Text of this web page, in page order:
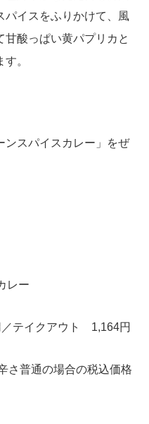
パイスをふりかけて、風
甘酸っぱい黄パプリカと
。
スパイスカレー」をぜ
レー
テイクアウト 1,164円
普通の場合の税込価格